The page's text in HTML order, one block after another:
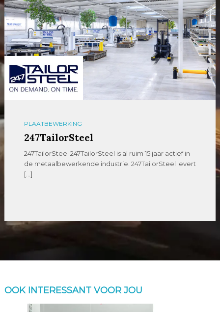
PLAATBEWERKING
247TailorSteel
247TailorSteel 247TailorSteel is al ruim 15 jaar actief in
de metaalbewerkende industrie. 247TailorSteel levert
[…]
OOK INTERESSANT VOOR JOU